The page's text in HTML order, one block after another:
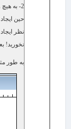
2- به
حین
نظر
نخورید!
به طور